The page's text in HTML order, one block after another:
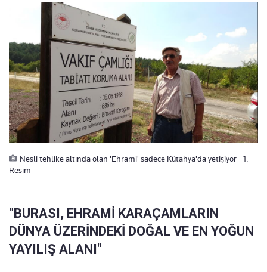
Nesli tehlike altında olan 'Ehrami' sadece Kütahya'da yetişiyor - 1.
Resim
"BURASI, EHRAMİ KARAÇAMLARIN
DÜNYA ÜZERİNDEKİ DOĞAL VE EN YOĞUN
YAYILIŞ ALANI"